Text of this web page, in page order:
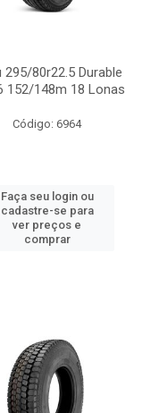
295/80r22.5 Durable
152/148m 18 Lonas
Código: 6964
Faça seu login ou
cadastre-se para
ver preços e
comprar